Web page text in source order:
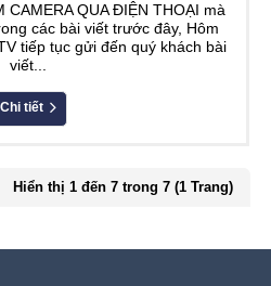
CAMERA QUA ĐIỆN THOẠI mà
các bài viết trước đây, Hôm
tiếp tục gửi đến quý khách bài
viết...
Chi tiết
Hiển thị 1 đến 7 trong 7 (1 Trang)